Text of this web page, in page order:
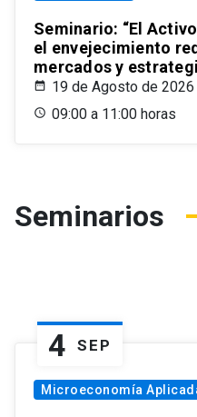
Seminario: “El
el envejecimiento
mercados y
19 de Agosto de 2026
09:00 a 11:00 horas
Seminarios
4 SEP
Microeconomía